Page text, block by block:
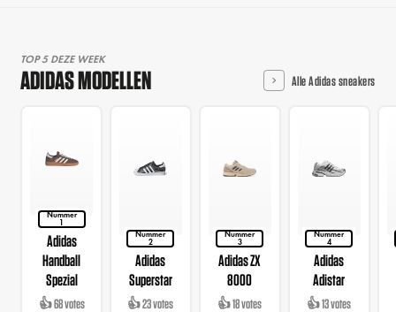
TOP 5 DEZE WEEK
ADIDAS MODELLEN Alle Adidas sneakers
Nummer
1
Adidas
Handball
Spezial
👍 68 votes
Nummer
2
Adidas
Superstar
👍 23 votes
Nummer
3
Adidas ZX
8000
👍 18 votes
Nummer
4
Adidas
Adistar
👍 13 votes